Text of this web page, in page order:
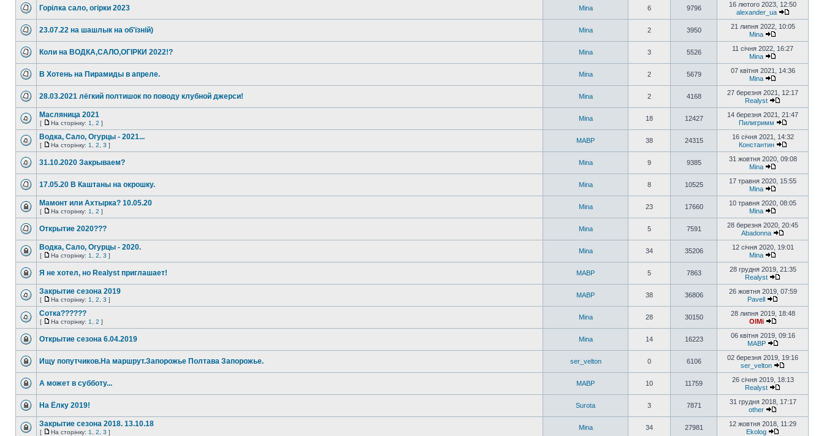
Горілка сало, огірки 2023 Mina 6 9796
16 лютого 2023, 12:50
alexander_ua
23.07.22 на шашлык на об'їзній) Mina 2 3950
21 липня 2022, 10:05
Mina
Коли на ВОДКА,САЛО,ОГІРКИ 2022!? Mina 3 5526
11 січня 2022, 16:27
Mina
В Хотень на Пирамиды в апреле. Mina 2 5679
07 квітня 2021, 14:36
Mina
28.03.2021 лёгкий полтишок по поводу клубной джерси! Mina 2 4168
27 березня 2021, 12:17
Realyst
Масляница 2021
[ На сторінку: 1 2 ]
Mina 18 12427
14 березня 2021, 21:47
Пилигримм
Водка, Сало, Огурцы - 2021...
[ На сторінку: 1 2 3 ]
MABP 38 24315
16 січня 2021, 14:32
Константин
31.10.2020 Закрываем? Mina 9 9385
31 жовтня 2020, 09:08
Mina
17.05.20 В Каштаны на окрошку. Mina 8 10525
17 травня 2020, 15:55
Mina
Мамонт или Ахтырка? 10.05.20
[ На сторінку: 1 2 ]
Mina 23 17660
10 травня 2020, 08:05
Mina
Открытие 2020??? Mina 5 7591
28 березня 2020, 20:45
Abadonna
Водка, Сало, Огурцы - 2020.
[ На сторінку: 1 2 3 ]
Mina 34 35206
12 січня 2020, 19:01
Mina
Я не хотел, но Realyst приглашает! MABP 5 7863
28 грудня 2019, 21:35
Realyst
Закрытие сезона 2019
[ На сторінку: 1 2 3 ]
MABP 38 36806
26 жовтня 2019, 07:59
Pavell
Сотка??????
[ На сторінку: 1 2 ]
Mina 28 30150
28 липня 2019, 18:48
OlMi
Открытие сезона 6.04.2019 Mina 14 16223
06 квітня 2019, 09:16
MABP
Ищу попутчиков.На маршрут.Запорожье Полтава Запорожье. ser_velton 0 6106
02 березня 2019, 19:16
ser_velton
А может в субботу... MABP 10 11759
26 січня 2019, 18:13
Realyst
На Ёлку 2019! Surota 3 7871
31 грудня 2018, 17:17
other
Закрытие сезона 2018. 13.10.18
[ На сторінку: 1 2 3 ]
Mina 34 27981
12 жовтня 2018, 11:29
Ekolog